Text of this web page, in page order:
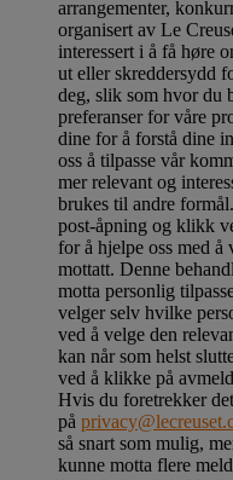
arrangementer,
organisert av Le
interessert i å få høre
ut eller skreddersydd
deg, slik som hvor du
preferanser for våre
dine for å forstå dine
oss å tilpasse vår
mer relevant og
brukes til andre
post-åpning og klikk
for å hjelpe oss med
mottatt. Denne
motta personlig
velger selv hvilke
ved å velge den
kan når som helst
ved å klikke på
Hvis du foretrekker
på
så snart som mulig,
kunne motta flere